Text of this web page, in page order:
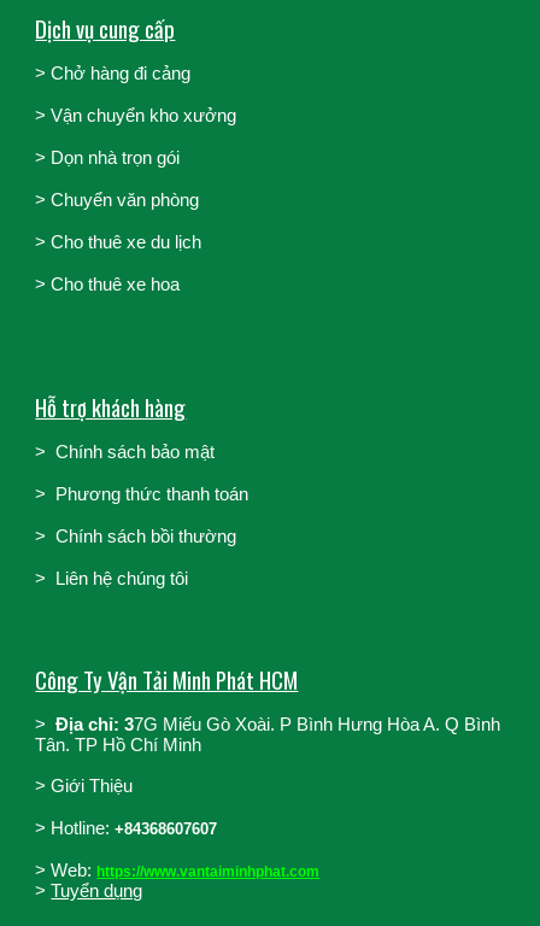
Dịch vụ cung cấp
> Chở hàng đi cảng
>Vận chuyển kho xưởng
> Dọn nhà trọn gói
>Chuyển văn phòng
>Cho thuê xe du lịch
>Cho thuê xe hoa
Hỗ trợ khách hàng
> Chính sách bảo mật
> Phương thức thanh toán
>Chính sách bồi thường
> Liên hệ chúng tôi
Công Ty Vận Tải Minh Phát HCM
>Địa chỉ: 37G Miếu Gò Xoài. P Bình Hưng Hòa A. Q Bình
Tân. TP Hồ Chí Minh
>Giới Thiệu
> Hotline: +84368607607
> Web: https://www.vantaiminhphat.com
>Tuyển dụng